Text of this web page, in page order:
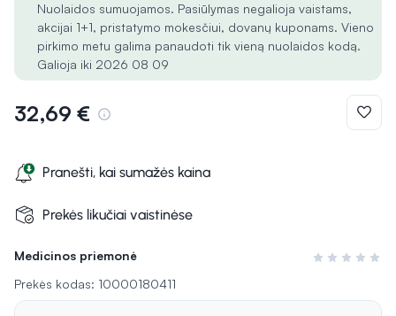
Medicinos priemonė
Įvertinimas 0
Prekės kodas: 10000180411
Nuolaidos sumuojamos. Pasiūlymas negalioja vaistams,
akcijai 1+1, pristatymo mokesčiui, dovanų kuponams. Vieno
pirkimo metu galima panaudoti tik vieną nuolaidos kodą.
Galioja iki 2026 08 09
32,69 €
Pranešti, kai sumažės kaina
Prekės likučiai vaistinėse